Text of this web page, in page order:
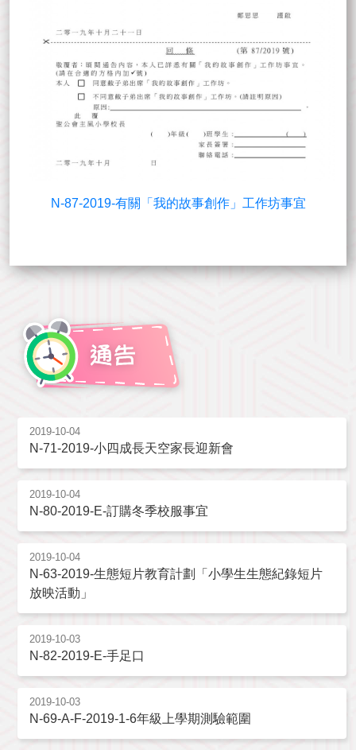
N-87-2019-有關「我的故事創作」工作坊事宜
2019-10-04
N-71-2019-小四成長天空家長迎新會
2019-10-04
N-80-2019-E-訂購冬季校服事宜
2019-10-04
N-63-2019-生態短片教育計劃「小學生生態紀錄短片
放映活動」
2019-10-03
N-82-2019-E-手足口
2019-10-03
N-69-A-F-2019-1-6年級上學期測驗範圍